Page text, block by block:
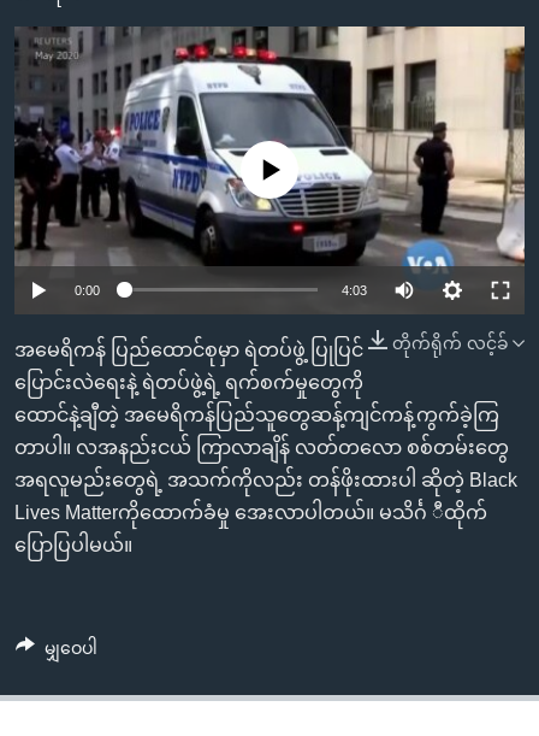
ကြည့်
ရန်
အ
စာမျက်နှာ
သို့
ကျော်
ကြည့်
ရှာဖွေ
ရန်
နေရာ
သို့
ကျော်
ရန်
မကြေးမုံရဲ့ အင်္ဂလိပ်စာ
ရုပ်ရှင်ထဲက အင်္ဂလိပ်စာ
သုတပဒေသာ အင်္ဂလိပ်စာ
ရေဒီယို
တီဗွီ
ရေဒီယိုနှင့်ရုပ်သံ အချက်အလက်များ
ရေဒီယို/တီဗွီအစီအစဉ်
Learning English
ဗွီအိုအေ လူမှုကွန်ယက်များ
ဘာသာစကားများ
No media source currently available
0:00 4:03
တိုက်ရိုက် လင့်ခ်
အမေရိကန် ပြည်ထောင်စုမှာ ရဲတပ်ဖွဲ့ ပြုပြင်
ပြောင်းလဲရေးနဲ့ ရဲတပ်ဖွဲ့ရဲ့ ရက်စက်မှုတွေကို
ထောင်နဲ့ချီတဲ့ အမေရိကန်ပြည်သူတွေဆန့်ကျင်ကန့်ကွက်ခဲ့ကြ
တာပါ။ လအနည်းငယ် ကြာလာချိန် လတ်တလော စစ်တမ်းတွေ
အရလူမည်းတွေရဲ့ အသက်ကိုလည်း တန်ဖိုးထားပါ ဆိုတဲ့ Black
Lives Matterကိုထောက်ခံမှု အေးလာပါတယ်။ မသိင်္ဂ ီထိုက်
ပြောပြပါမယ်။
မျှဝေပါ